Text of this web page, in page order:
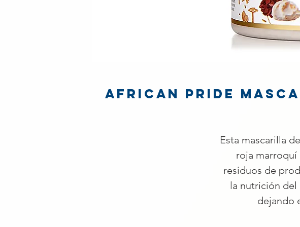
African Pride
Esta mascarilla
roja marroquí
residuos de
la nutrición
dejando